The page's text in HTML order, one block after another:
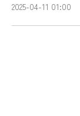
2025-04-11 01:00